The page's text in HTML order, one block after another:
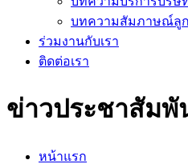
บทความสัมภาษณ์ลู
ร่วมงานกับเรา
ติดต่อเรา
ข่าวประชาสัมพั
หน้าแรก